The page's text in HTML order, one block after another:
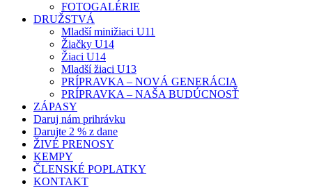
FOTOGALÉRIE
DRUŽSTVÁ
Mladší minižiaci U11
Žiačky U14
Žiaci U14
Mladší žiaci U13
PRÍPRAVKA – NOVÁ GENERÁCIA
PRÍPRAVKA – NAŠA BUDÚCNOSŤ
ZÁPASY
Daruj nám prihrávku
Darujte 2 % z dane
ŽIVÉ PRENOSY
KEMPY
ČLENSKÉ POPLATKY
KONTAKT